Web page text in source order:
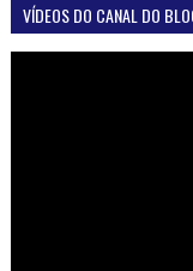
VÍDEOS DO CANAL DO